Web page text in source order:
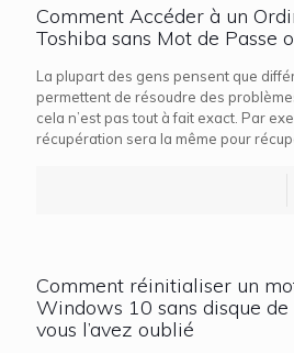
Comment Accéder à un
Toshiba sans Mot de Passe
La plupart des gens pensent que
permettent de résoudre des
cela n’est pas tout à fait exact. Par
récupération sera la même pour
Comment réinitialiser un
Windows 10 sans disque
vous l’avez oublié